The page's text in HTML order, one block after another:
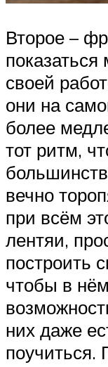
Второе –
своей
они на
более
тот ритм,
вечно
при всём
лентяи,
построить
чтобы в
них даже
поучиться.